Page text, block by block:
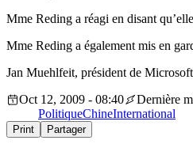
Mme Reding a réagi en disant
Mme Reding a également mis en
Jan Muehlfeit, président de
Oct 12, 2009 - 08:40
Dernière
PolitiqueChineInternational
Print Partager